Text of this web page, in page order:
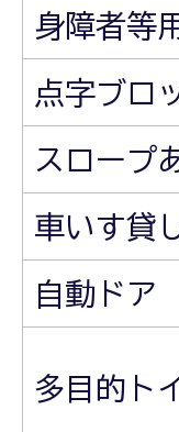
身障者等
点字ブロ
スロープ
車いす貸
自動ドア
多目的ト